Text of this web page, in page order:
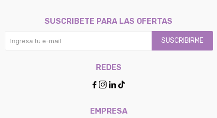
EMPRESA
SUSCRIBETE PARA LAS OFERTAS
SUSCRIBIRME
REDES
   